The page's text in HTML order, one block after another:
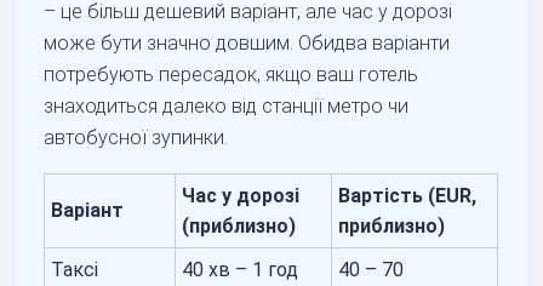
– це більш дешевий варіант, але час у дорозі
може бути значно довшим. Обидва варіанти
потребують пересадок, якщо ваш готель
знаходиться далеко від станції метро чи
автобусної зупинки.
Варіант
Час у дорозі
(приблизно)
Вартість (EUR,
приблизно)
Таксі
40 хв – 1 год 40 – 70